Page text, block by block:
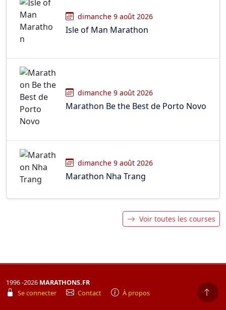
dimanche 9 août 2026
Isle of Man Marathon
dimanche 9 août 2026
Marathon Be the Best de Porto Novo
dimanche 9 août 2026
Marathon Nha Trang
Voir toutes les courses
1996 -2026 MARATHONS.FR
Se connecter
Contact À propos